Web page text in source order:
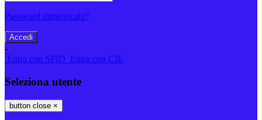
Password dimenticata?
-
Entra con SPID Entra con CIE
Seleziona utente
button close ×